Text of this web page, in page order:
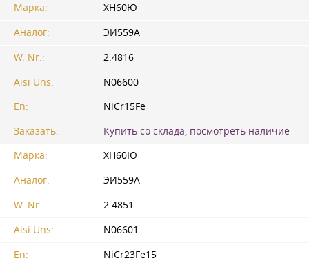
Марка:
ХН60Ю
Аналог:
ЭИ559А
W. Nr.:
2.4816
Aisi Uns:
N06600
En:
NiCr15Fe
Заказать:
Купить со склада, посмотреть наличие
Марка:
ХН60Ю
Аналог:
ЭИ559А
W. Nr.:
2.4851
Aisi Uns:
N06601
En:
NiCr23Fe15